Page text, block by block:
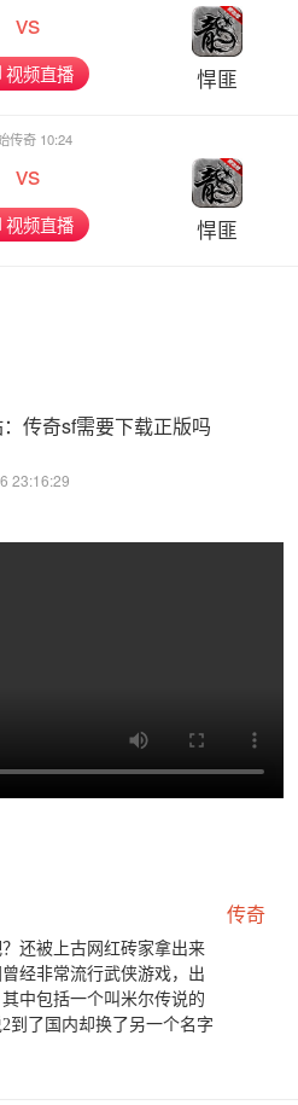
vs
视频直播 悍匪
传奇 10:24
vs
视频直播 悍匪
传奇sf需要下载正版吗
23:16:29
传奇
还被上古网红砖家拿出来
经非常流行武侠游戏，出
中包括一个叫米尔传说的
到了国内却换了另一个名字